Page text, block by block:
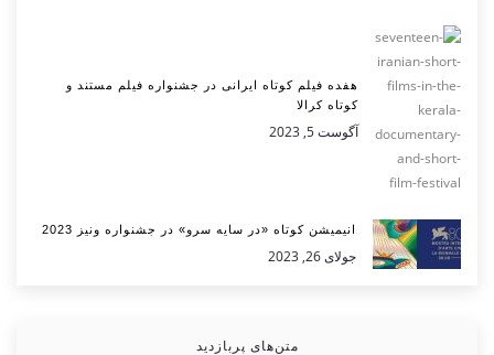
هفده فیلم کوتاه ایرانی در جشنواره فیلم مستند و
کوتاه کرالا
آگوست 5, 2023
انیمیشن کوتاه «در سایه سرو» در جشنواره ونیز 2023
جولای 26, 2023
متن‌های پربازدید